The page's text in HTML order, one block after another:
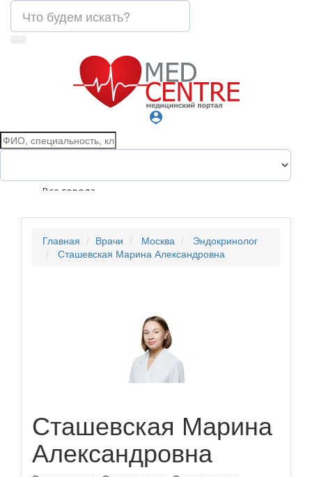
person_pin
Все города
Главная Врачи Москва
Эндокринолог
Сташевская Марина Александровна
Сташевская Марина
Александровна